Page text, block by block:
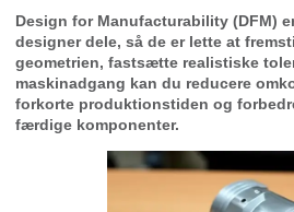
Design for Manufacturability (DFM)
designer dele, så de er lette at
geometrien, fastsætte realistiske
maskinadgang kan du reducere
forkorte produktionstiden og
færdige komponenter.